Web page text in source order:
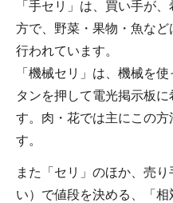
「手セリ」は、買い手が
方で、野菜・果物・魚な
行われています。
「機械セリ」は、機械を
タンを押して電光掲示板
す。肉・花では主にこの
す。
また「セリ」のほか、売
い）で値段を決める、「相